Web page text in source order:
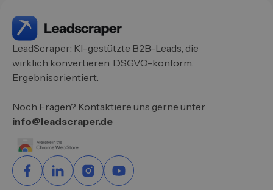
LeadScraper: KI-gestützte B2B-Leads, die
wirklich konvertieren. DSGVO-konform.
Ergebnisorientiert.
Noch Fragen? Kontaktiere uns gerne unter
info@leadscraper.de